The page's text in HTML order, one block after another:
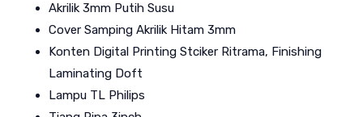
Akrilik 3mm Putih Susu
Cover Samping Akrilik Hitam 3mm
Konten Digital Printing Stciker Ritrama, Finishing
Laminating Doft
Lampu TL Philips